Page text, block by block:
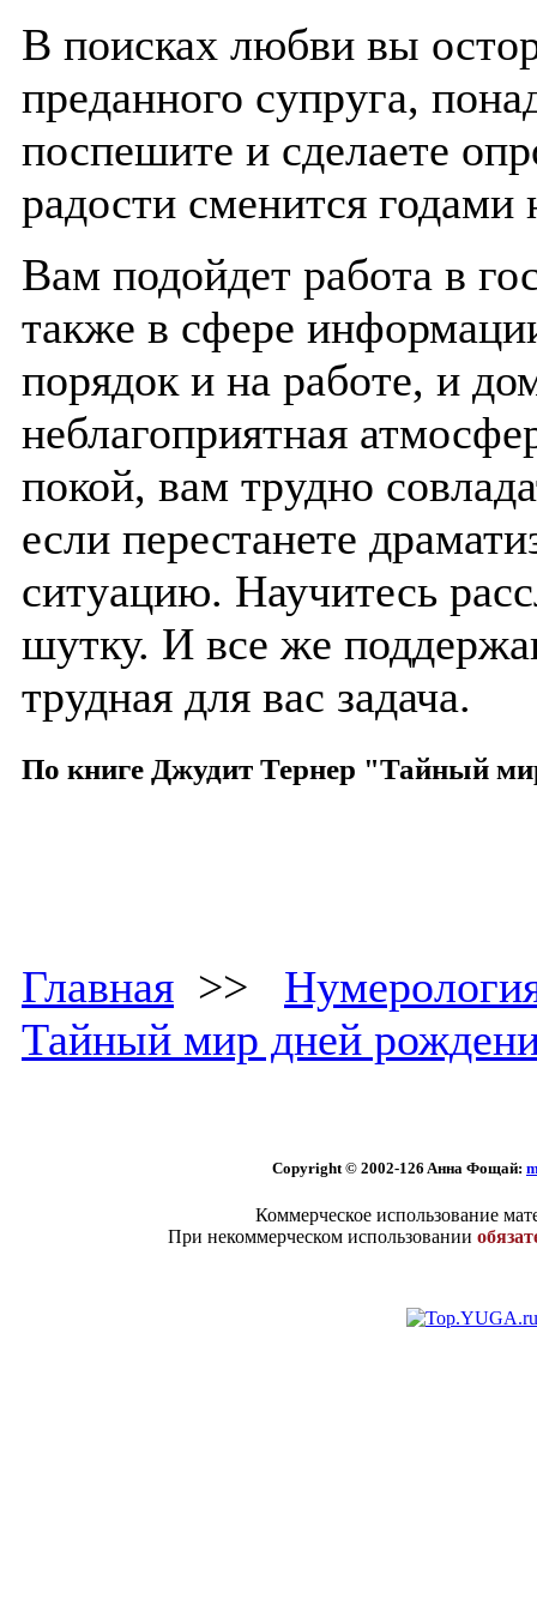
В поисках любви вы
преданного супруга,
поспешите и сделаете
радости сменится годами
Вам подойдет работа в
также в сфере
порядок и на работе, и
неблагоприятная
покой, вам трудно
если перестанете
ситуацию. Научитесь
шутку. И все же
трудная для вас задача.
По книге Джудит Тернер "Тайный
Главная >>
Тайный мир дней
Copyright © 2002-126 Aннa Фoщaй:
Коммерческое использование
При некоммерческом использовании